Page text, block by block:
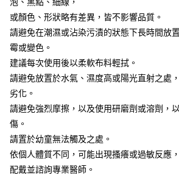
或顏色、形狀略有差異，皆不影響品質。
請避免在潮濕或沾染污漬的狀態下長時間放
霉或變色。
建議每次使用後以柔軟布料輕拭。
請避免放置於水氣、濕度高或陽光直射之處
劣化。
請避免強烈摩擦，以及使用研磨劑或溶劑，
傷。
請置於幼童無法觸及之處。
依個人體質不同，可能出現搔癢或過敏反應
配戴並諮詢專業醫師。